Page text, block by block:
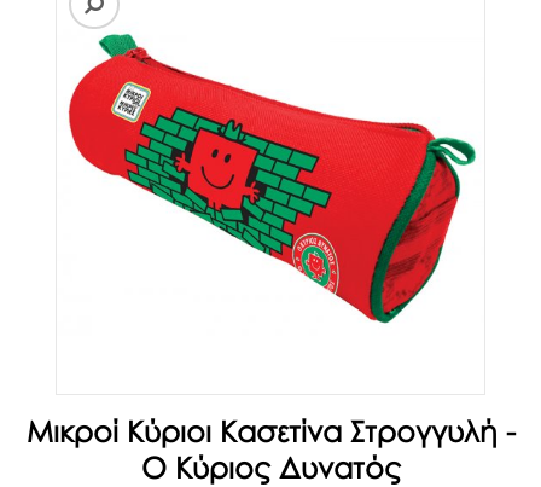
Μικροί Κύριοι Κασετίνα Στρογγυλή -
Ο Κύριος Δυνατός